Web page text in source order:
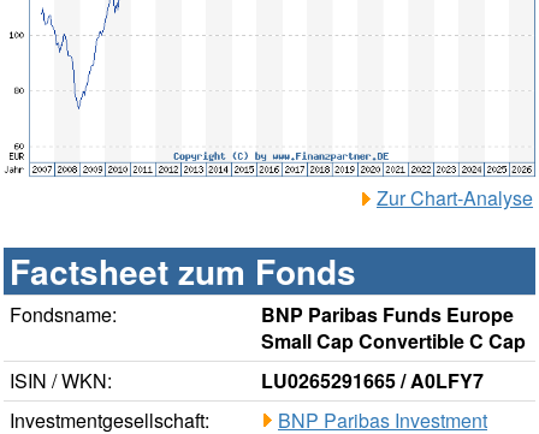
Zur Chart-Analyse
Factsheet zum Fonds
Fondsname:
BNP Paribas Funds Europe
Small Cap Convertible C Cap
ISIN / WKN:
LU0265291665 / A0LFY7
Investmentgesellschaft:
BNP Paribas Investment